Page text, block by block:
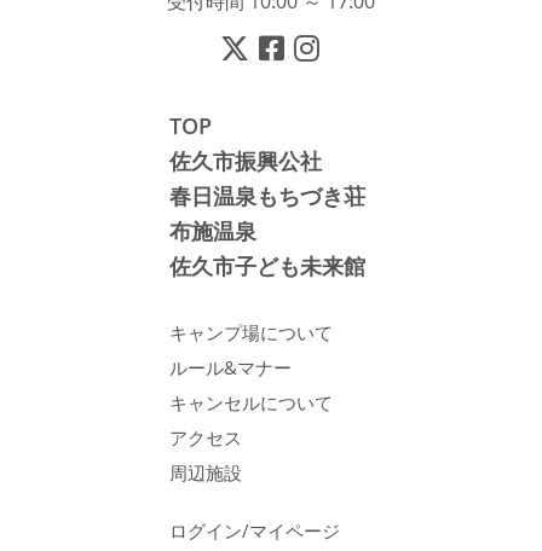
TOP
佐久市振興公社
春日温泉もちづき荘
布施温泉
佐久市子ども未来館
キャンプ場について
ルール&マナー
キャンセルについて
アクセス
周辺施設
ログイン/マイページ